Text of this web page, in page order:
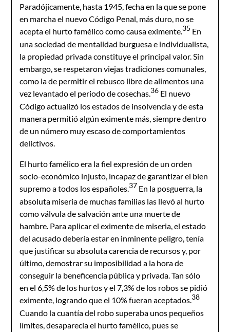
Paradójicamente, hasta 1945, fecha en la que se pone
en marcha el nuevo Código Penal, más duro, no se
acepta el hurto famélico como causa eximente.35 En
una sociedad de mentalidad burguesa e individualista,
la propiedad privada constituye el principal valor. Sin
embargo, se respetaron viejas tradiciones comunales,
como la de permitir el rebusco libre de alimentos una
vez levantado el periodo de cosechas.36 El nuevo
Código actualizó los estados de insolvencia y de esta
manera permitió algún eximente más, siempre dentro
de un número muy escaso de comportamientos
delictivos.
El hurto famélico era la fiel expresión de un orden
socio-económico injusto, incapaz de garantizar el bien
supremo a todos los españoles.37 En la posguerra, la
absoluta miseria de muchas familias las llevó al hurto
como válvula de salvación ante una muerte de
hambre. Para aplicar el eximente de miseria, el estado
del acusado debería estar en inminente peligro, tenía
que justificar su absoluta carencia de recursos y, por
último, demostrar su imposibilidad a la hora de
conseguir la beneficencia pública y privada. Tan sólo
en el 6,5% de los hurtos y el 7,3% de los robos se pidió
eximente, logrando que el 10% fueran aceptados.38
Cuando la cuantía del robo superaba unos pequeños
límites, desaparecía el hurto famélico, pues se